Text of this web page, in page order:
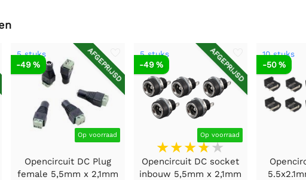
AFGEPRIJSD
5 stuks
Op voorraad
-49 %
Opencircuit DC Plug
female 5,5mm x 2,1mm
AFGEPRIJSD
5 stuks
Op voorraad
-49 %
Opencircuit DC socket
inbouw 5,5mm x 2,1mm
10 stuks
-50 %